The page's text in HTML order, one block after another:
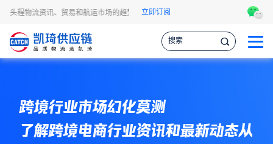
头程物流资讯、贸易和航运市场的趋势和最新事件，让您掌握各种情报，作出更
立即订阅
跨境行业市场幻化莫测
了解跨境电商行业资讯和最新动态从